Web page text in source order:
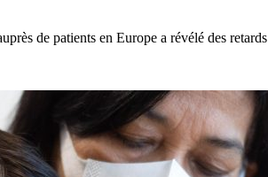
de patients en Europe a révélé des